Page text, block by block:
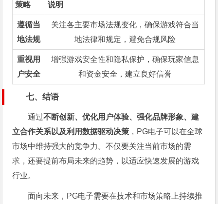
策略 说明
遵循当
地法规
关注各主要市场法规变化，确保游戏符合当
地法律和规定，避免合规风险
重视用
户安全
增强游戏安全性和隐私保护，确保玩家信息
和资金安全，建立良好信誉
七、结语
通过不断创新、优化用户体验、强化品牌形象、建
立合作关系以及利用数据驱动决策 ，PG电子可以在全球
市场中维持强大的竞争力。不仅要关注当前市场的需
求，还要提前布局未来的趋势，以适应快速发展的游戏
行业。
面向未来，PG电子需要在技术和市场策略上持续推